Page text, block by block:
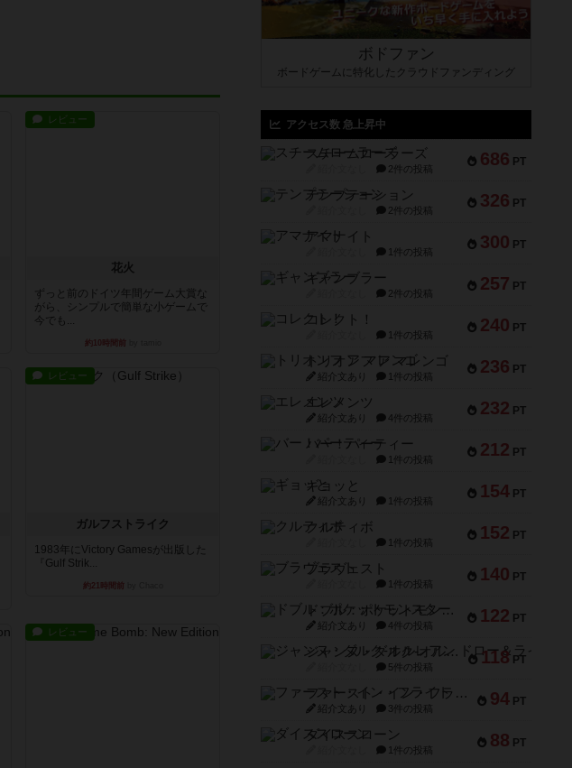
レビュー
花火
ずっと前のドイツ年間ゲーム大賞な
がら、シンプルで簡単な小ゲームで
今でも...
約10時間前
レビュー
ガルフストライク
1983年にVictory Gamesが出版した
『Gulf Strik...
約21時間前
レビュー
ボドファン
ボードゲームに特化したクラウドファンディング
アクセス数 急上昇中
686 PT
スチームローラーズ
2件の投稿
326 PT
テンプテーション
2件の投稿
300 PT
アマナイト
1件の投稿
257 PT
ギャンブラー
2件の投稿
240 PT
コレクト！
1件の投稿
236 PT
トリオンフ ア マレンゴ
紹介文あり 1件の投稿
232 PT
エレメンツ
紹介文あり 4件の投稿
212 PT
バー！パーティー
1件の投稿
154 PT
ギョッと
紹介文あり 1件の投稿
152 PT
クルティボ
1件の投稿
140 PT
ブラヴェスト
1件の投稿
122 PT
ドブル：ポケットモンスター
紹介文あり 4件の投稿
118 PT
ジャンヌ・ダルク-オルレアン ドロー＆ライト
5件の投稿
94 PT
ファースト・イン・フライト
紹介文あり 3件の投稿
88 PT
ダイススローン
1件の投稿